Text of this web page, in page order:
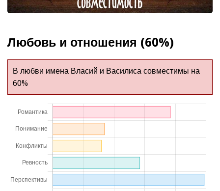
Любовь и отношения (60%)
В любви имена Власий и Василиса совместимы на
60%